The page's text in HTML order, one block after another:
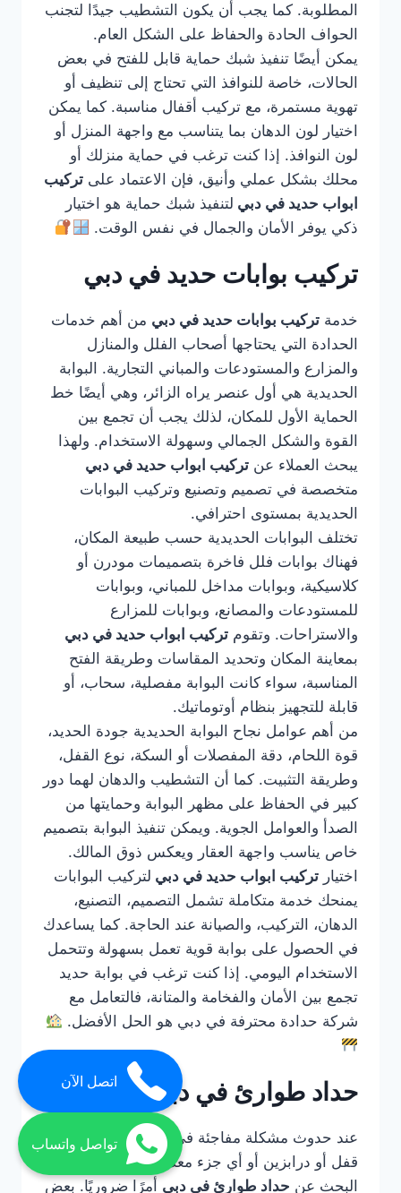
المطلوبة. كما يجب أن يكون التشطيب جيدًا لتجنب
الحواف الحادة والحفاظ على الشكل العام.
يمكن أيضًا تنفيذ شبك حماية قابل للفتح في بعض
الحالات، خاصة للنوافذ التي تحتاج إلى تنظيف أو
تهوية مستمرة، مع تركيب أقفال مناسبة. كما يمكن
اختيار لون الدهان بما يتناسب مع واجهة المنزل أو
لون النوافذ. إذا كنت ترغب في حماية منزلك أو
محلك بشكل عملي وأنيق، فإن الاعتماد على تركيب
ابواب حديد في دبي لتنفيذ شبك حماية هو اختيار
ذكي يوفر الأمان والجمال في نفس الوقت.
تركيب بوابات حديد في دبي
خدمة تركيب بوابات حديد في دبي من أهم خدمات
الحدادة التي يحتاجها أصحاب الفلل والمنازل
والمزارع والمستودعات والمباني التجارية. البوابة
الحديدية هي أول عنصر يراه الزائر، وهي أيضًا خط
الحماية الأول للمكان، لذلك يجب أن تجمع بين
القوة والشكل الجمالي وسهولة الاستخدام. ولهذا
يبحث العملاء عن تركيب ابواب حديد في دبي
متخصصة في تصميم وتصنيع وتركيب البوابات
الحديدية بمستوى احترافي.
تختلف البوابات الحديدية حسب طبيعة المكان،
فهناك بوابات فلل فاخرة بتصميمات مودرن أو
كلاسيكية، وبوابات مداخل للمباني، وبوابات
للمستودعات والمصانع، وبوابات للمزارع
والاستراحات. وتقوم تركيب ابواب حديد في دبي
بمعاينة المكان وتحديد المقاسات وطريقة الفتح
المناسبة، سواء كانت البوابة مفصلية، سحاب، أو
قابلة للتجهيز بنظام أوتوماتيك.
من أهم عوامل نجاح البوابة الحديدية جودة الحديد،
قوة اللحام، دقة المفصلات أو السكة، نوع القفل،
وطريقة التثبيت. كما أن التشطيب والدهان لهما دور
كبير في الحفاظ على مظهر البوابة وحمايتها من
الصدأ والعوامل الجوية. ويمكن تنفيذ البوابة بتصميم
خاص يناسب واجهة العقار ويعكس ذوق المالك.
اختيار تركيب ابواب حديد في دبي لتركيب البوابات
يمنحك خدمة متكاملة تشمل التصميم، التصنيع،
الدهان، التركيب، والصيانة عند الحاجة. كما يساعدك
في الحصول على بوابة قوية تعمل بسهولة وتتحمل
الاستخدام اليومي. إذا كنت ترغب في بوابة حديد
تجمع بين الأمان والفخامة والمتانة، فالتعامل مع
شركة حدادة محترفة في دبي هو الحل الأفضل.
حداد طوارئ في دبي
عند حدوث مشكلة مفاجئة في باب حديد أو بوابة أو
قفل أو درابزين أو أي جزء معدني مهم، يصبح
البحث عن حداد طوارئ في دبي أمرًا ضروريًا. بعض
اتصل الآن
تواصل واتساب